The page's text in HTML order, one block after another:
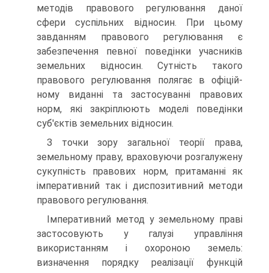
методів правового регулюван­ня даної
сфери суспільних відносин. При цьому
завданням правового регулювання є
забезпечення певної поведінки учасників
земельних відносин. Сутність такого
правового регулювання полягає в офіцій­
ному виданні та застосуванні правових
норм, які закріплюють моделі поведінки
суб'єктів земельних відносин.
З точки зору загальної теорії права,
земельному праву, врахову­ючи розгалужену
сукупність правових норм, притаманні як
імперати­вний так і диспозитивний методи
правового регулювання.
Імперативний метод у земельному праві
застосовують у галузі управління
використанням і охороною земель:
визначення порядку реалізації функцій